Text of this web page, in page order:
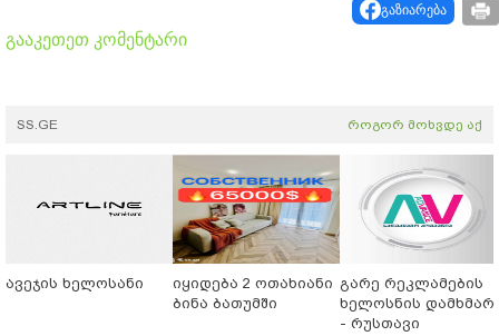
გაზიარება
გააკეთეთ კომენტარი
SS.GE როგორ მოხვდე აქ
ავეჯის ხელოსანი
იყიდება 2 ოთახიანი
ბინა ბათუმში
გარე რეკლამების
ხელოსნის
- რუსთავი